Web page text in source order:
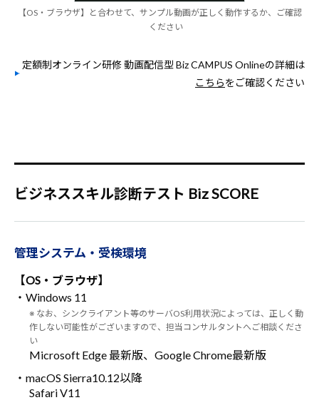
Video
【OS・ブラウザ】と合わせて、サンプル動画が正しく動作するか、ご確認
ください
定額制オンライン研修 動画配信型 Biz CAMPUS Onlineの詳細は
こちらをご確認ください
ビジネススキル診断テスト Biz SCORE
管理システム・受検環境
【OS・ブラウザ】
・Windows 11
※ なお、シンクライアント等のサーバOS利用状況によっては、正しく動
作しない可能性がございますので、担当コンサルタントへご相談くださ
い
Microsoft Edge 最新版、Google Chrome最新版
・macOS Sierra10.12以降
Safari V11